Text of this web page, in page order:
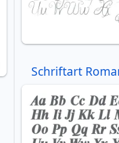
Schriftart